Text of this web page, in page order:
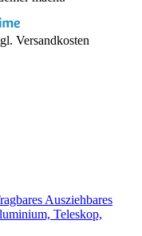
Versandkosten
Ausziehbares
Teleskop,